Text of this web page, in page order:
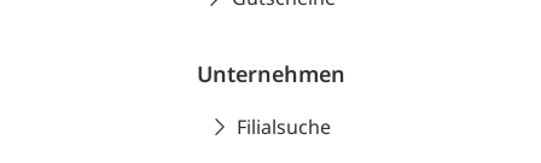
Unternehmen
Filialsuche